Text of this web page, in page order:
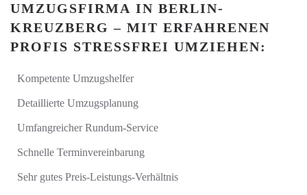
UMZUGSFIRMA IN BERLIN-
KREUZBERG – MIT ERFAHRENEN
PROFIS STRESSFREI UMZIEHEN:
Kompetente Umzugshelfer
Detaillierte Umzugsplanung
Umfangreicher Rundum-Service
Schnelle Terminvereinbarung
Sehr gutes Preis-Leistungs-Verhältnis